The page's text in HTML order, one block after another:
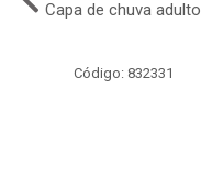
Capa de chuva adulto
Código: 832331